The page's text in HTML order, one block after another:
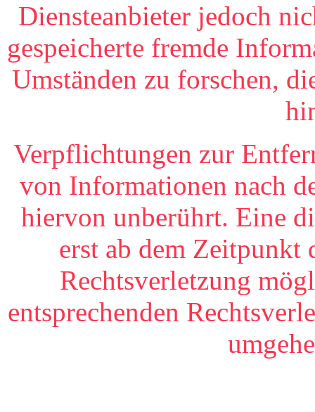
Diensteanbieter jedoch
gespeicherte fremde
Umständen zu forschen,
Verpflichtungen zur
von Informationen nach
hiervon unberührt. Eine
erst ab dem Zeitpunkt
Rechtsverletzung
entsprechenden